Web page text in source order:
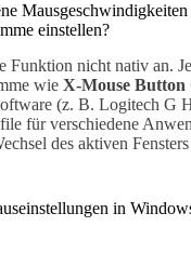
einstellen?
Funktion nicht nativ an.
wie X-Mouse
(z. B. Logitech G
für verschiedene
des aktiven
in